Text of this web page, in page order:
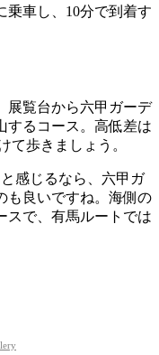
乗車し、10分で到着す
展覧台から六甲ガーデ
るコース。 高低差は
て歩きましょう。
感じるなら、六甲ガ
も良いですね。海側の
スで、有馬ルートでは